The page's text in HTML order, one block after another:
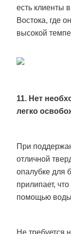
есть клиенты
Востока, где
высокой
11. Нет
легко
При
отличной
опалубке для
прилипает,
помощью